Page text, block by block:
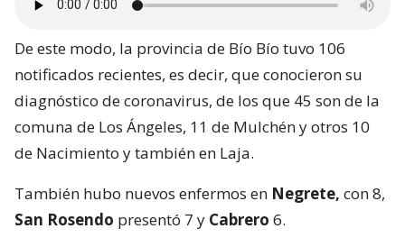
De este modo, la provincia de Bío Bío tuvo 106
notificados recientes, es decir, que conocieron su
diagnóstico de coronavirus, de los que 45 son de la
comuna de Los Ángeles, 11 de Mulchén y otros 10
de Nacimiento y también en Laja.
También hubo nuevos enfermos en Negrete, con 8,
San Rosendo presentó 7 y Cabrero 6.